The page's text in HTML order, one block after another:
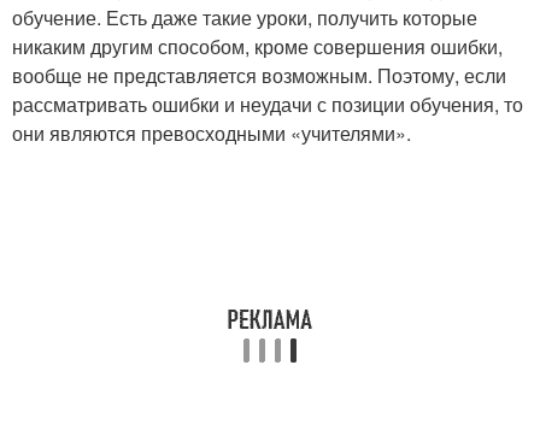
обучение. Есть даже такие уроки, получить которые
никаким другим способом, кроме совершения ошибки,
вообще не представляется возможным. Поэтому, если
рассматривать ошибки и неудачи с позиции обучения, то
они являются превосходными «учителями».